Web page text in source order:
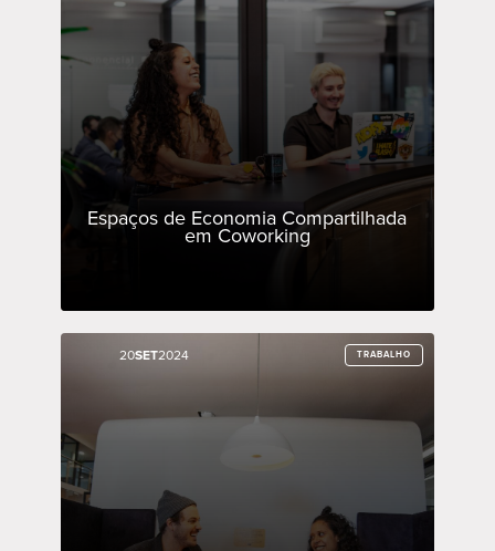
Espaços de Economia Compartilhada
em Coworking
20SET2024 TRABALHO
20SET2024 TRABALHO